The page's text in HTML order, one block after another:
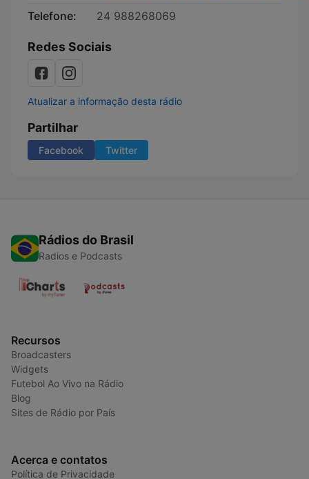
Telefone:
24 988268069
Redes Sociais
Atualizar a informação desta rádio
Partilhar
Facebook Twitter
Rádios do Brasil
Radios e Podcasts
Recursos
Broadcasters
Widgets
Futebol Ao Vivo na Rádio
Blog
Sites de Rádio por País
Acerca e contatos
Política de Privacidade